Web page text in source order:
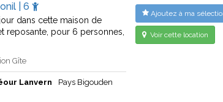
| 6
dans cette maison de
reposante, pour 6 personnes,
Gîte
Lanvern
Pays Bigouden
Ajoutez à ma
Voir cette location